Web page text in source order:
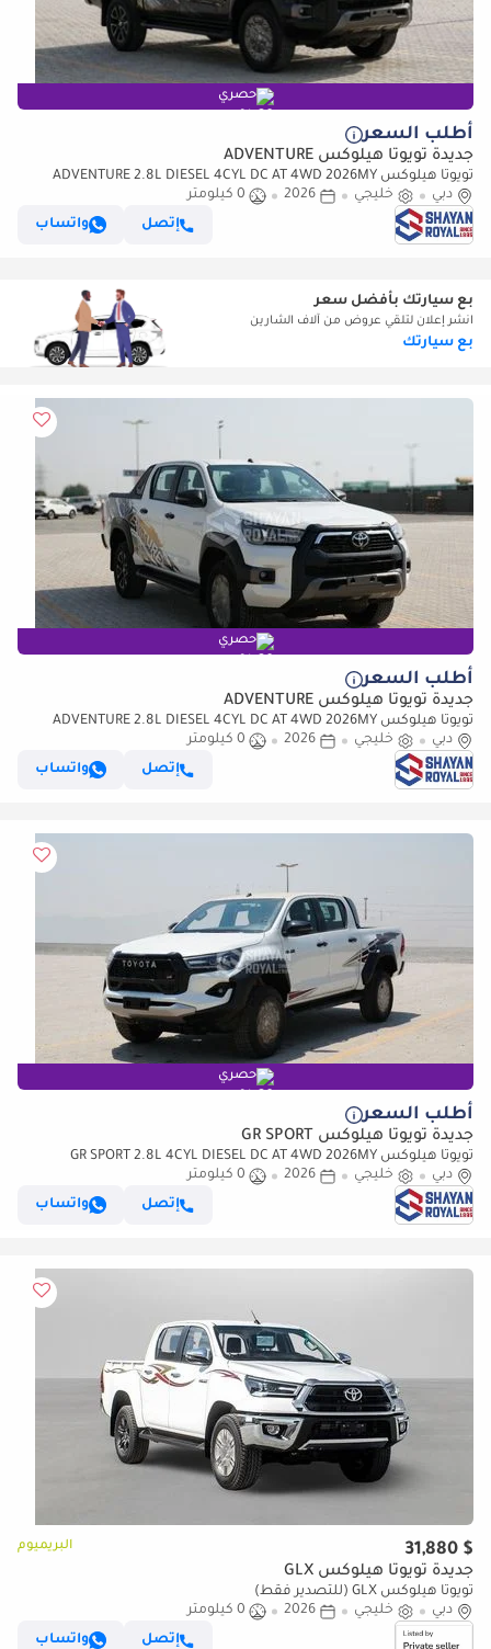
حصري
أطلب السعر
جديدة تويوتا هيلوكس ADVENTURE
تويوتا هيلوكس ADVENTURE 2.8L DIESEL 4CYL DC AT 4WD 2026MY
دبي
خليجي 2026
0 كيلومتر
إتصل
واتساب
بع سيارتك بأفضل سعر
انشر إعلان لتلقي عروض من آلاف الشارين
بع سيارتك
حصري
أطلب السعر
جديدة تويوتا هيلوكس ADVENTURE
تويوتا هيلوكس ADVENTURE 2.8L DIESEL 4CYL DC AT 4WD 2026MY
دبي
خليجي 2026
0 كيلومتر
إتصل
واتساب
حصري
أطلب السعر
جديدة تويوتا هيلوكس GR SPORT
تويوتا هيلوكس GR SPORT 2.8L 4CYL DIESEL DC AT 4WD 2026MY
دبي
خليجي 2026
0 كيلومتر
إتصل
واتساب
$ 31,880 البريميوم
جديدة تويوتا هيلوكس GLX
تويوتا هيلوكس GLX (للتصدير فقط)
دبي
خليجي 2026
0 كيلومتر
إتصل
واتساب